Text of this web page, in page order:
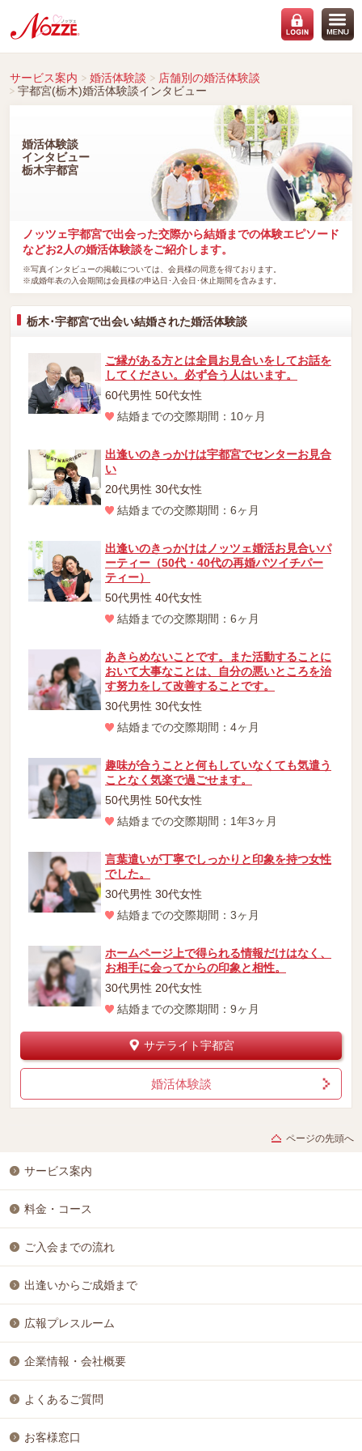
サービス案内 婚活体験談
店舗別の婚活体験談
宇都宮(栃木)婚活体験談インタビュー
婚活体験談
インタビュー
栃木宇都宮
ノッツェ宇都宮で出会った交際から結婚までの体験エピソード
などお2人の婚活体験談をご紹介します。
※写真インタビューの掲載については、会員様の同意を得ております。
※成婚年表の入会期間は会員様の申込日･入会日･休止期間を含みます。
栃木･宇都宮で出会い結婚された婚活体験談
ご縁がある方とは全員お見合いをしてお話を
してください。必ず合う人はいます。
60代男性 50代女性
結婚までの交際期間：10ヶ月
出逢いのきっかけは宇都宮でセンターお見合
い
20代男性 30代女性
結婚までの交際期間：6ヶ月
出逢いのきっかけはノッツェ婚活お見合いパ
ーティー（50代・40代の再婚バツイチパー
ティー）
50代男性 40代女性
結婚までの交際期間：6ヶ月
あきらめないことです。また活動することに
おいて大事なことは、自分の悪いところを治
す努力をして改善することです。
30代男性 30代女性
結婚までの交際期間：4ヶ月
趣味が合うことと何もしていなくても気遣う
ことなく気楽で過ごせます。
50代男性 50代女性
結婚までの交際期間：1年3ヶ月
言葉遣いが丁寧でしっかりと印象を持つ女性
でした。
30代男性 30代女性
結婚までの交際期間：3ヶ月
ホームページ上で得られる情報だけはなく、
お相手に会ってからの印象と相性。
30代男性 20代女性
結婚までの交際期間：9ヶ月
サテライト宇都宮
婚活体験談
ページの先頭へ
サービス案内
料金・コース
ご入会までの流れ
出逢いからご成婚まで
広報プレスルーム
企業情報・会社概要
よくあるご質問
お客様窓口